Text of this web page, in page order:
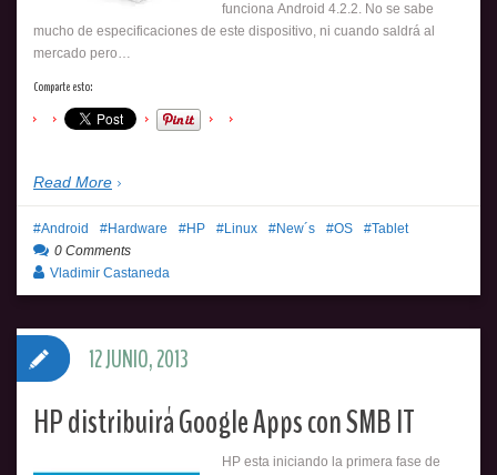
funciona Android 4.2.2. No se sabe
mucho de especificaciones de este dispositivo, ni cuando saldrá al
mercado pero…
Comparte esto:
Read More
Android Hardware HP Linux New´s OS
Tablet
0 Comments
Vladimir Castaneda
HP distribuirá Google Apps con SMB IT
HP esta iniciando la primera fase de
12 JUNIO, 2013